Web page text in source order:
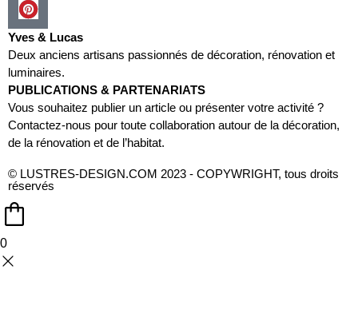
Yves & Lucas
Deux anciens artisans passionnés de décoration, rénovation et
luminaires.
PUBLICATIONS & PARTENARIATS
Vous souhaitez publier un article ou présenter votre activité ?
Contactez-nous pour toute collaboration autour de la décoration,
de la rénovation et de l’habitat.
© LUSTRES-DESIGN.COM 2023 - COPYWRIGHT, tous droits
réservés
0